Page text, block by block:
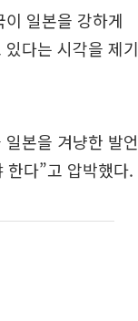
일본을 강하게
다는 시각을 제기
본을 겨냥한 발언
한다”고 압박했다.